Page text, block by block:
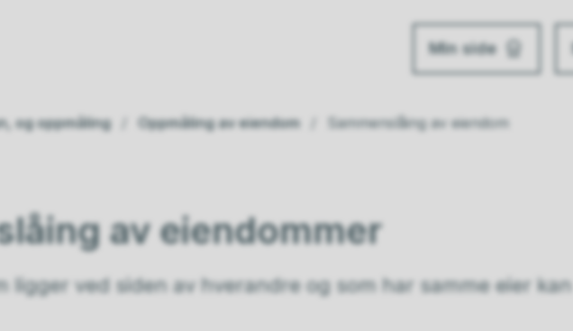
Min side
og oppmåling Oppmåling av eiendom Sammenslåing av eiendom
av eiendommer
ligger ved siden av hverandre og som har samme eier kan